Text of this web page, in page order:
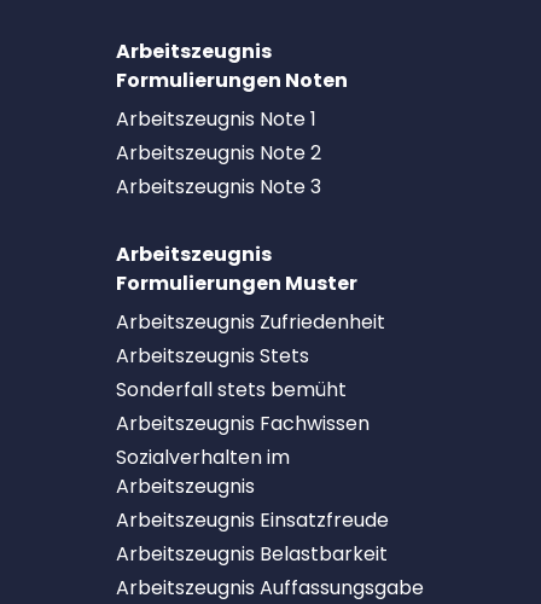
Arbeitszeugnis
Formulierungen Noten
Arbeitszeugnis Note 1
Arbeitszeugnis Note 2
Arbeitszeugnis Note 3
Arbeitszeugnis
Formulierungen Muster
Arbeitszeugnis Zufriedenheit
Arbeitszeugnis Stets
Sonderfall stets bemüht
Arbeitszeugnis Fachwissen
Sozialverhalten im
Arbeitszeugnis
Arbeitszeugnis Einsatzfreude
Arbeitszeugnis Belastbarkeit
Arbeitszeugnis Auffassungsgabe